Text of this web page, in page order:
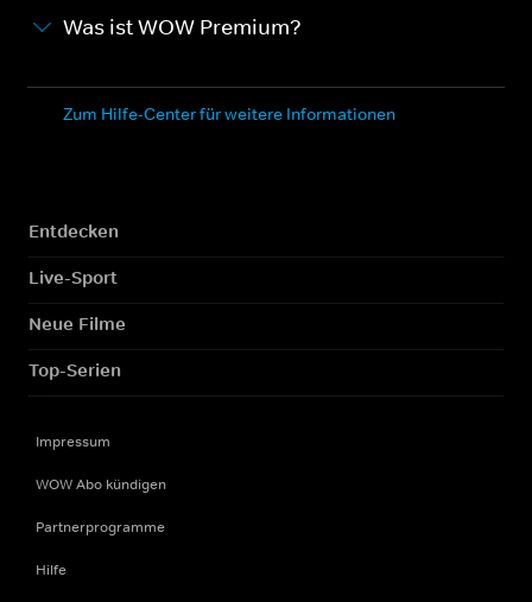
Was ist WOW Premium?
Zum Hilfe-Center für weitere Informationen
Entdecken
Live-Sport
Neue Filme
Top-Serien
Impressum
WOW Abo kündigen
Partnerprogramme
Hilfe